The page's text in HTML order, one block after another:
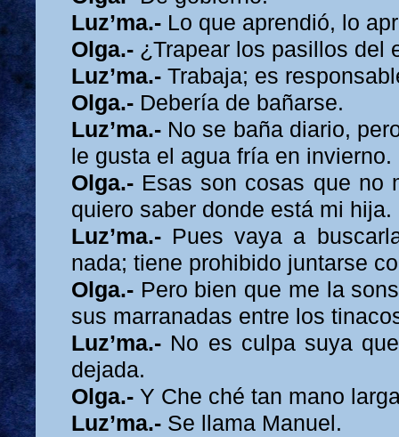
Luz’ma.- Lo que aprendió, lo
Olga.- ¿Trapear los pasillos del
Luz’ma.- Trabaja; es
Olga.- Debería de bañarse.
Luz’ma.- No se baña diario,
le gusta el agua fría en invierno.
Olga.- Esas son cosas que no
quiero saber donde está mi hija.
Luz’ma.- Pues vaya a
nada; tiene prohibido juntarse
Olga.- Pero bien que me la
sus marranadas entre los
Luz’ma.- No es culpa suya
dejada.
Olga.- Y Che ché tan mano
Luz’ma.- Se llama Manuel.